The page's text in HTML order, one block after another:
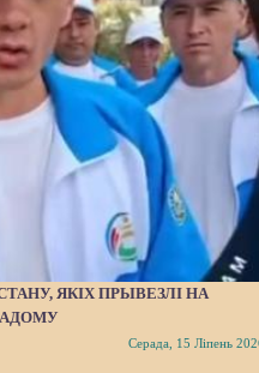
ЯКІХ ПРЫВЕЗЛІ НА
Серада, 15 Ліпень